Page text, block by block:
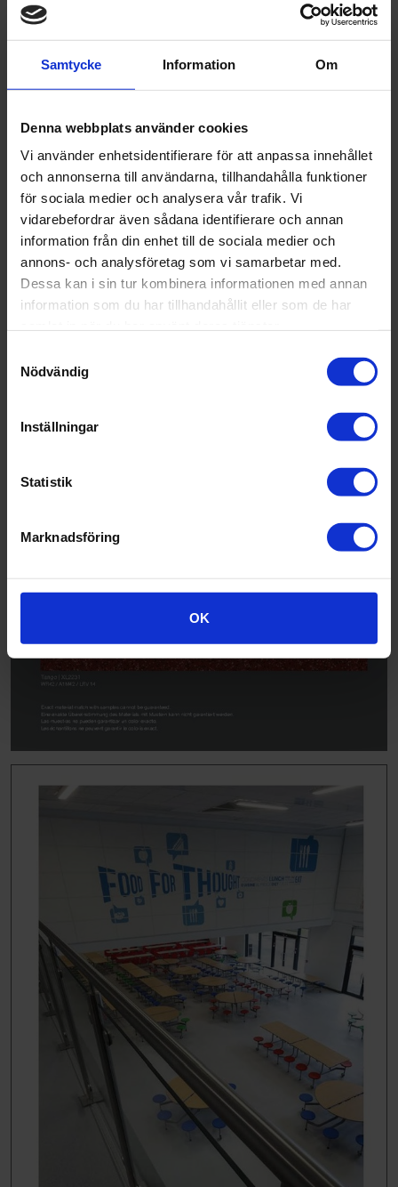
Samtycke Information Om
Denna webbplats använder cookies
Vi använder enhetsidentifierare för att anpassa innehållet
och annonserna till användarna, tillhandahålla funktioner
för sociala medier och analysera vår trafik. Vi
vidarebefordrar även sådana identifierare och annan
information från din enhet till de sociala medier och
annons- och analysföretag som vi samarbetar med.
Dessa kan i sin tur kombinera informationen med annan
information som du har tillhandahållit eller som de har
Nödvändig
Inställningar
Statistik
Marknadsföring
OK